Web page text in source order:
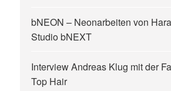
bNEON – Neonarbeiten von
Studio bNEXT
Interview Andreas Klug mit der
Top Hair